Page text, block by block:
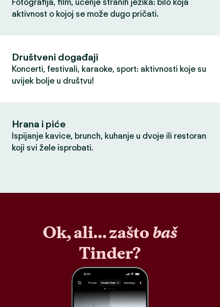
Fotografija, film, učenje stranih jezika: bilo koja
aktivnost o kojoj se može dugo pričati.
Društveni događaji
Koncerti, festivali, karaoke, sport: aktivnosti koje su
uvijek bolje u društvu!
Hrana i piće
Ispijanje kavice, brunch, kuhanje u dvoje ili restoran
koji svi žele isprobati.
Ok, ali… zašto baš
Tinder?